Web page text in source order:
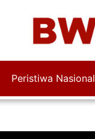
Peristiwa Nasional